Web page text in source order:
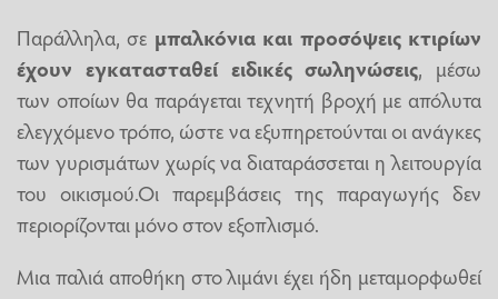
Παράλληλα, σε μπαλκόνια και προσόψεις κτιρίων
έχουν εγκατασταθεί ειδικές σωληνώσεις, μέσω
των οποίων θα παράγεται τεχνητή βροχή με απόλυτα
ελεγχόμενο τρόπο, ώστε να εξυπηρετούνται οι ανάγκες
των γυρισμάτων χωρίς να διαταράσσεται η λειτουργία
του οικισμού.Οι παρεμβάσεις της παραγωγής δεν
περιορίζονται μόνο στον εξοπλισμό.
Μια παλιά αποθήκη στο λιμάνι έχει ήδη μεταμορφωθεί